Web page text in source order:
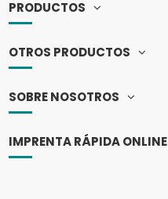
PRODUCTOS
OTROS PRODUCTOS
SOBRE NOSOTROS
IMPRENTA RÁPIDA ONLINE